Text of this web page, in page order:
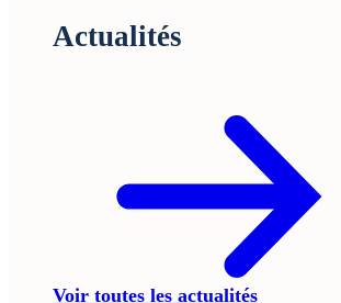
Actualités
Voir toutes les actualités